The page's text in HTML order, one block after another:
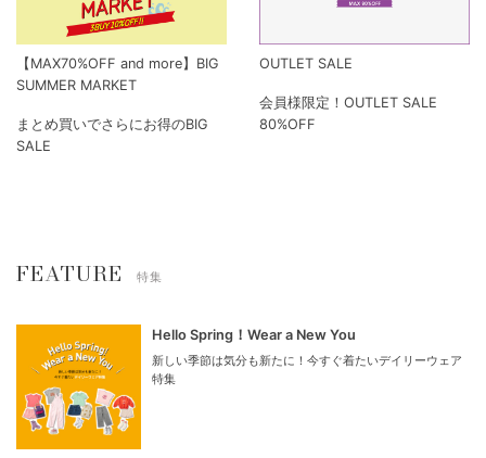
【MAX70%OFF and more】BIG
SUMMER MARKET
まとめ買いでさらにお得のBIG
SALE
OUTLET SALE
会員様限定！OUTLET SALE
80%OFF
FEATURE 特集
Hello Spring！Wear a New You
新しい季節は気分も新たに！今すぐ着たいデイリーウェア
特集